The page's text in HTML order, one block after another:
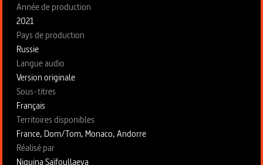
Année de production
2021
Pays de production
Russie
Langue audio
Version originale
Sous-titres
Français
Territoires disponibles
France, Dom/Tom, Monaco, Andorre
Fiche technique section droite
Réalisé par
Niguina Saïfoullaeva